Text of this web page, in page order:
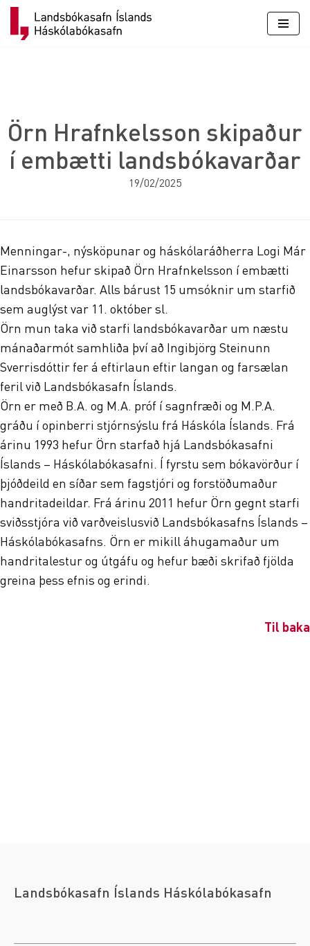
Skip
Örn Hrafnkelsson skipaður
í embætti landsbókavarðar
19/02/2025
Menningar-, nýsköpunar og háskólaráðherra Logi Már
Einarsson hefur skipað Örn Hrafnkelsson í embætti
landsbókavarðar. Alls bárust 15 umsóknir um starfið
sem auglýst var 11. október sl.
Örn mun taka við starfi landsbókavarðar um næstu
mánaðarmót samhliða því að Ingibjörg Steinunn
Sverrisdóttir fer á eftirlaun eftir langan og farsælan
feril við Landsbókasafn Íslands.
Örn er með B.A. og M.A. próf í sagnfræði og M.P.A.
gráðu í opinberri stjórnsýslu frá Háskóla Íslands. Frá
árinu 1993 hefur Örn starfað hjá Landsbókasafni
Íslands – Háskólabókasafni. Í fyrstu sem bókavörður í
þjóðdeild en síðar sem fagstjóri og forstöðumaður
handritadeildar. Frá árinu 2011 hefur Örn gegnt starfi
sviðsstjóra við varðveislusvið Landsbókasafns Íslands –
Háskólabókasafns. Örn er mikill áhugamaður um
handritalestur og útgáfu og hefur bæði skrifað fjölda
greina þess efnis og erindi.
Til baka
Landsbókasafn Íslands Háskólabókasafn